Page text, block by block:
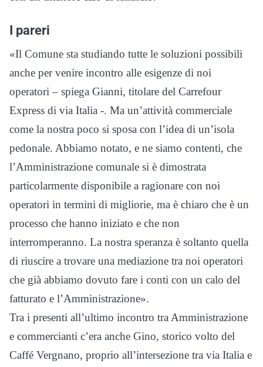
I pareri
«Il Comune sta studiando tutte le soluzioni possibili
anche per venire incontro alle esigenze di noi
operatori – spiega Gianni, titolare del Carrefour
Express di via Italia -. Ma un’attività commerciale
come la nostra poco si sposa con l’idea di un’isola
pedonale. Abbiamo notato, e ne siamo contenti, che
l’Amministrazione comunale si è dimostrata
particolarmente disponibile a ragionare con noi
operatori in termini di migliorie, ma è chiaro che è un
processo che hanno iniziato e che non
interromperanno. La nostra speranza è soltanto quella
di riuscire a trovare una mediazione tra noi operatori
che già abbiamo dovuto fare i conti con un calo del
fatturato e l’Amministrazione».
Tra i presenti all’ultimo incontro tra Amministrazione
e commercianti c’era anche Gino, storico volto del
Caffé Vergnano, proprio all’intersezione tra via Italia e